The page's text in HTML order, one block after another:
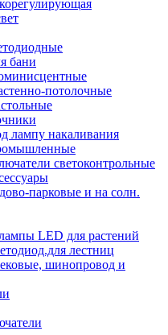
бани
потолочные
лампу накаливания
светоконтрольные
парковые и на солн.
LED для растений
лестниц
шинопровод и